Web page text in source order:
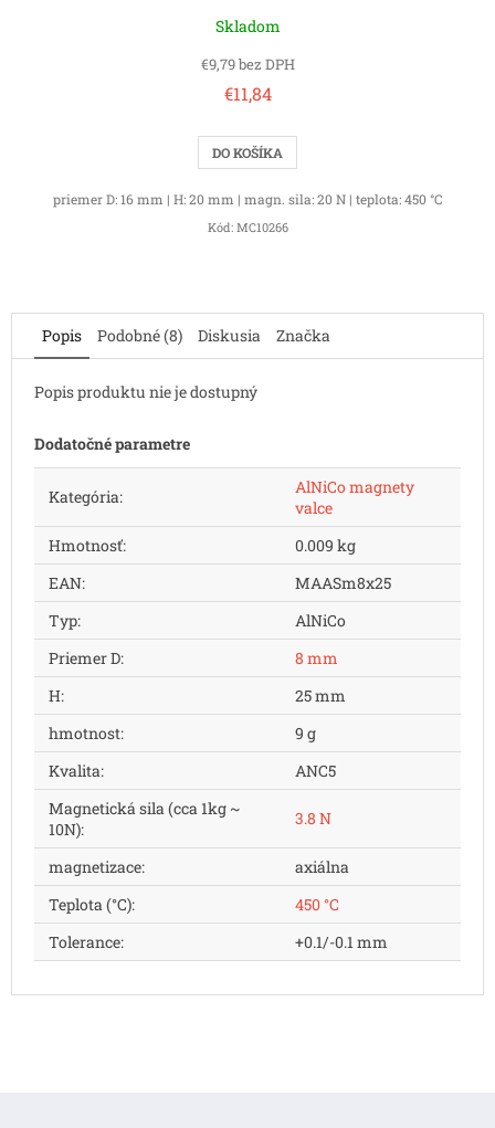
Skladom
€9,79 bez DPH
€11,84
DO KOŠÍKA
priemer D: 16 mm | H: 20 mm | magn. sila: 20 N | teplota: 450 °C
Kód: MC10266
Popis Podobné (8) Diskusia Značka
Popis produktu nie je dostupný
Dodatočné parametre
Kategória:
AlNiCo magnety
valce
Hmotnosť:
0.009 kg
EAN:
MAASm8x25
Typ:
AlNiCo
Priemer D:
8 mm
H:
25 mm
hmotnost:
9 g
Kvalita:
ANC5
Magnetická sila (cca 1kg ~
10N):
3.8 N
magnetizace:
axiálna
Teplota (°C):
450 °C
Tolerance: +0.1/-0.1 mm